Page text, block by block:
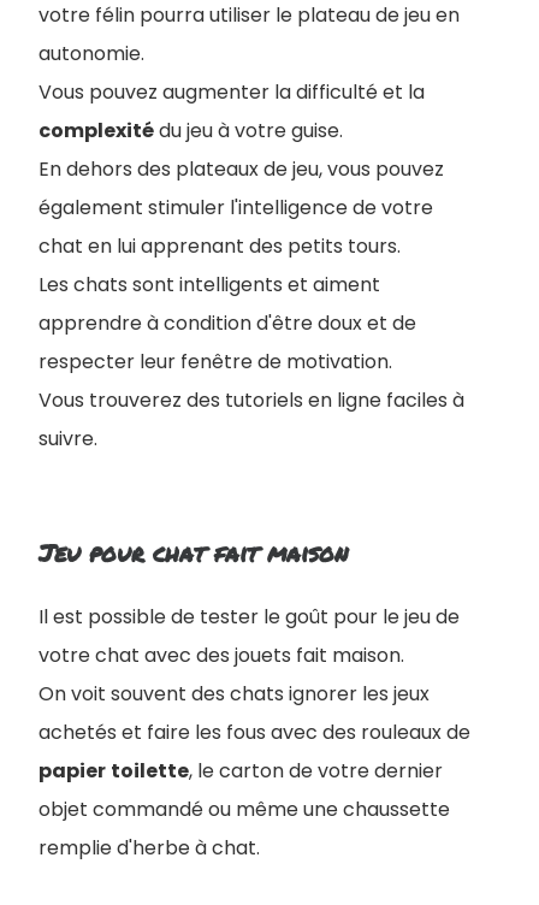
votre félin pourra utiliser le plateau de jeu en
autonomie.
Vous pouvez augmenter la difficulté et la
complexitédu jeu à votre guise.
En dehors des plateaux de jeu, vous pouvez
également stimuler l'intelligence de votre
chat en lui apprenant des petits tours.
Les chats sont intelligents et aiment
apprendre à condition d'être doux et de
respecter leur fenêtre de motivation.
Vous trouverez des tutoriels en ligne faciles à
suivre.
Jeu pour chat fait maison
Il est possible de tester le goût pour le jeu de
votre chat avec des jouets fait maison.
On voit souvent des chats ignorer les jeux
achetés et faire les fous avec des rouleaux de
papier toilette, le carton de votre dernier
objet commandé ou même une chaussette
remplie d'herbe à chat.